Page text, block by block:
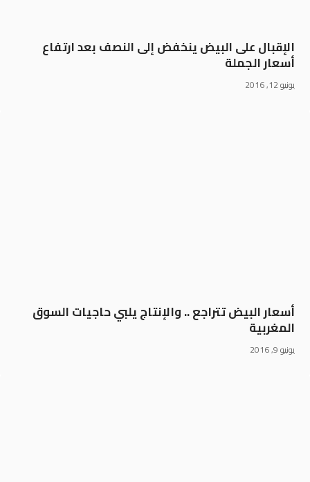
الإقبال على البيض ينخفض إلى النصف بعد ارتفاع
أسعار الجملة
يونيو 12, 2016
أسعار البيض تتراجع .. والإنتاج يلبي حاجيات السوق
المغربية
يونيو 9, 2016